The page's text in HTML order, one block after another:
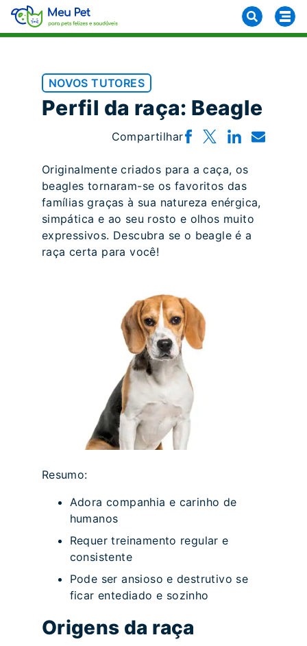
NOVOS TUTORES
Perfil da raça: Beagle
Compartilhar
Originalmente criados para a caça, os
beagles tornaram-se os favoritos das
famílias graças à sua natureza enérgica,
simpática e ao seu rosto e olhos muito
expressivos. Descubra se o beagle é a
raça certa para você!
Resumo:
Adora companhia e carinho de
humanos
Requer treinamento regular e
consistente
Pode ser ansioso e destrutivo se
ficar entediado e sozinho
Origens da raça